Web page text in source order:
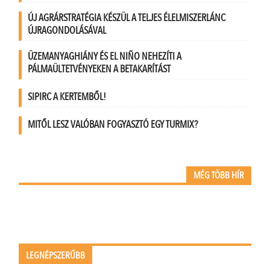
ÚJ AGRÁRSTRATÉGIA KÉSZÜL A TELJES ÉLELMISZERLÁNC
ÚJRAGONDOLÁSÁVAL
ÜZEMANYAGHIÁNY ÉS EL NIÑO NEHEZÍTI A
PÁLMAÜLTETVÉNYEKEN A BETAKARÍTÁST
SIPIRC A KERTEMBŐL!
MITŐL LESZ VALÓBAN FOGYASZTÓ EGY TURMIX?
MÉG TÖBB HÍR
LEGNÉPSZERŰBB